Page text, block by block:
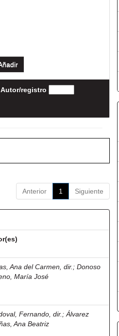
Autor/registro
Anterior 1 Siguiente
Ana del Carmen, dir. ;Donoso
María José
Fernando, dir. ;Álvarez
Ana Beatriz